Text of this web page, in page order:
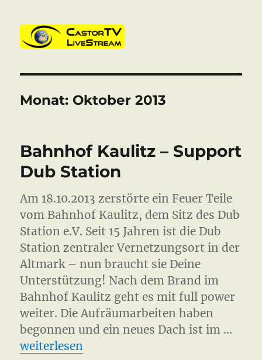
Monat: Oktober 2013
Bahnhof Kaulitz – Support
Dub Station
Am 18.10.2013 zerstörte ein Feuer Teile
vom Bahnhof Kaulitz, dem Sitz des Dub
Station e.V. Seit 15 Jahren ist die Dub
Station zentraler Vernetzungsort in der
Altmark – nun braucht sie Deine
Unterstützung! Nach dem Brand im
Bahnhof Kaulitz geht es mit full power
weiter. Die Aufräumarbeiten haben
begonnen und ein neues Dach ist im …
„Bahnhof Kaulitz – Support Dub Station“
weiterlesen